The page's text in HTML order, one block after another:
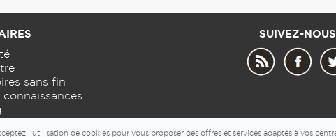
sans fin
connaissances
SUIVEZ-NOUS
l'utilisation de cookies pour vous proposer des offres et services adaptés à vos